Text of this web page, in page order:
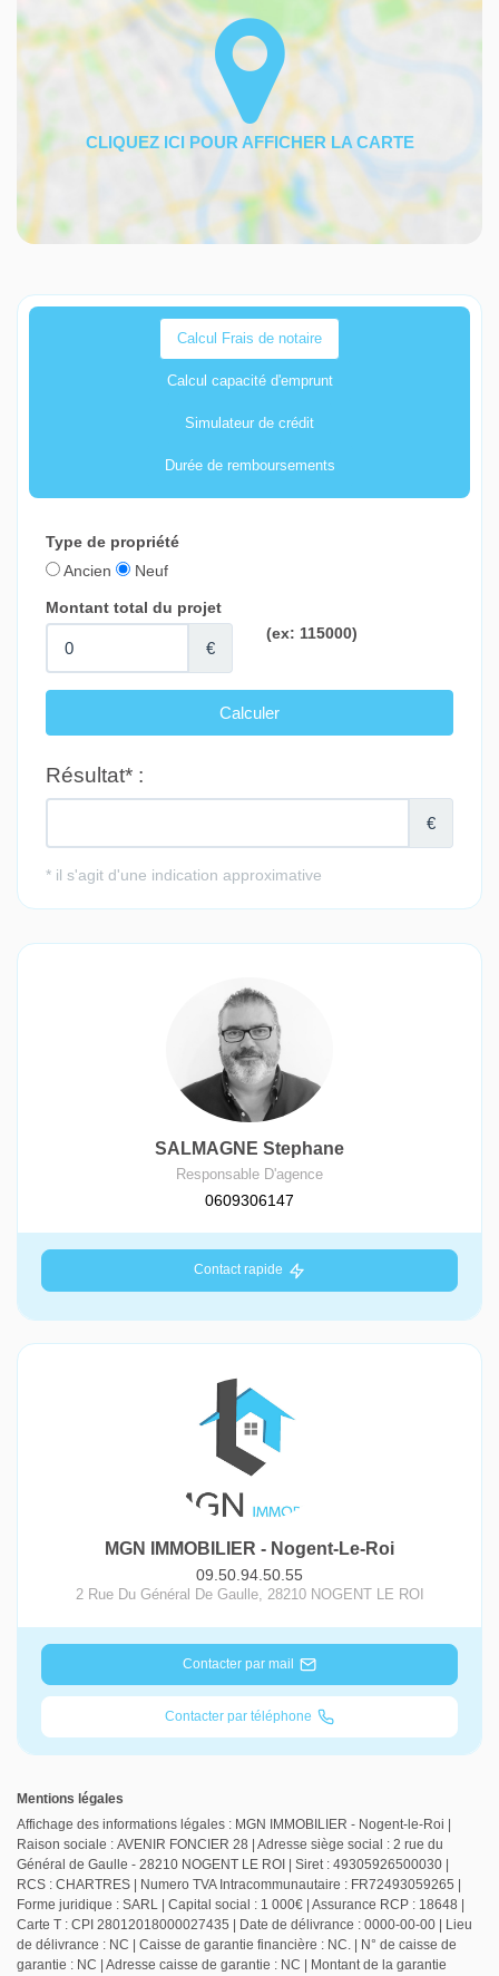
Calcul Frais de notaire
Calcul capacité d'emprunt
Simulateur de crédit
Durée de remboursements
SALMAGNE Stephane
Responsable D'agence
0609306147
Contact rapide
MGN IMMOBILIER - Nogent-Le-Roi
09.50.94.50.55
2 Rue Du Général De Gaulle, 28210 NOGENT LE ROI
Contacter par mail
Contacter par téléphone
Mentions légales
Affichage des informations légales : MGN IMMOBILIER - Nogent-le-Roi |
Raison sociale : AVENIR FONCIER 28 | Adresse siège social : 2 rue du
Général de Gaulle - 28210 NOGENT LE ROI | Siret : 49305926500030 |
RCS : CHARTRES | Numero TVA Intracommunautaire : FR72493059265 |
Forme juridique : SARL | Capital social : 1 000€ | Assurance RCP : 18648 |
Carte T : CPI 28012018000027435 | Date de délivrance : 0000-00-00 | Lieu
de délivrance : NC | Caisse de garantie financière : NC. | N° de caisse de
garantie : NC | Adresse caisse de garantie : NC | Montant de la garantie